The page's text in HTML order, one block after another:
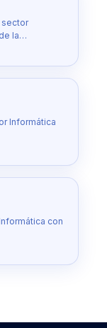
sector
la…
Informática
con